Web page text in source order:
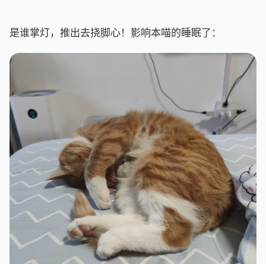
是谁掌灯，推出去挠脚心！影响本喵的睡眠了：